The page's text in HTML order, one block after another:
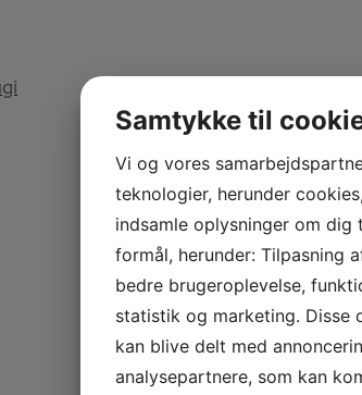
Samtykke til
Vi og vores
teknologier, herunder
indsamle oplysninger om dig
formål, herunder: Tilpasning
bedre brugeroplevelse,
statistik og marketing. Disse
kan blive delt med
analysepartnere, som kan